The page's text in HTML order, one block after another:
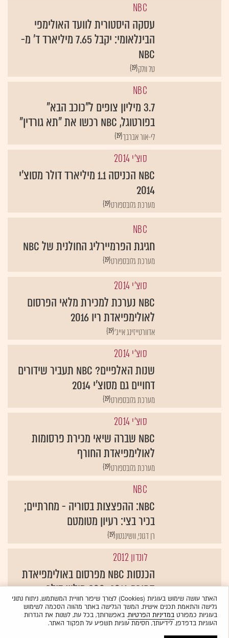
NBC
עסקה היסטורית לוועד האולימפי
הבינלאומי: יקבל 7.65 מיליארד ד' מ-
NBC
{19}טל וולק
NBC
3.7 מיליון צופים ל"כוכב הבא"
בפורטוגל, NBC רכשו את "תא גורדין"
{19}לי-אור אברבך
סוצ'י 2014
NBC הכניסה 1.1 מיליארד דולר מסוצ'י
2014
{19}מערכת גלובספורט
NBC
חגיגת הפרמיירליג החולנית של NBC
{19}מערכת גלובספורט
סוצ'י 2014
NBC נערכת למכירת מלאי הפרסום
לאולימפיאדת ריו 2016
{19}אדוורטייזינג אייג'
סוצ'י 2014
שנות האלפיים? NBC תעביר שידורים
דחויים גם מסוצ'י 2014
{19}מערכת גלובספורט
סוצ'י 2014
NBC שברה שיאי מכירת פרסומות
לאולימפיאדת החורף
{19}מערכת גלובספורט
NBC
NBC: ההפצצות בסוריה - מחרתיים;
בכיר בצי: רעיון מטומטם
{19}רן דגוני, וושינגטון
לונדון 2012
הכנסות NBC מפרסום באולימפיאדת
החורף 2014: 800 מיליון דולר
{19}אדוורטייזינג אייג'האתר עושה שימוש בעוגיות (Cookies) לצורך שיפור חוויית המשתמש, ניתוח נתוני
גלישה והתאמת תכנים אישית. המשך הגלישה באתר מהווה הסכמה לשימוש
בעוגיות כמפורטבמדיניות הפרטיות. באפשרותך, בכל עת, לשנות את הגדרות
העוגיות בדפדפן. לידיעתך, חסימת עוגיות תשפיע על תפקוד האתר.